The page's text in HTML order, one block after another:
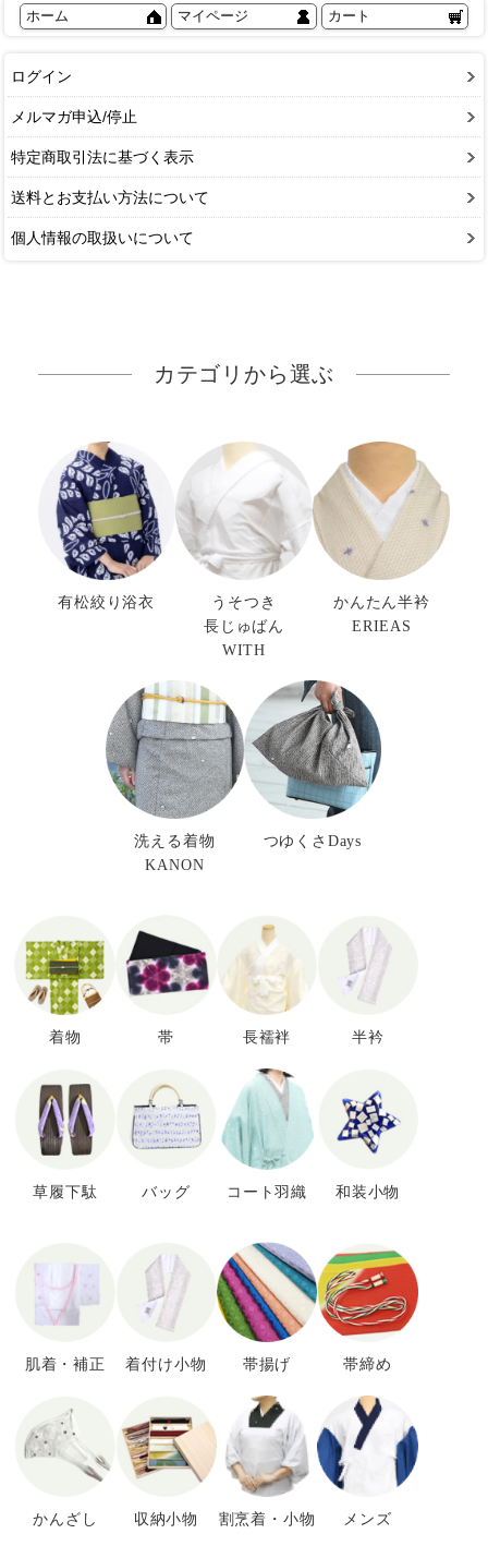
ホーム マイページ カート
ログイン
メルマガ申込/停止
特定商取引法に基づく表示
送料とお支払い方法について
個人情報の取扱いについて
カテゴリから選ぶ
有松絞り浴衣
うそつき
長じゅばん
WITH
かんたん半衿
ERIEAS
洗える着物
KANON
つゆくさDays
着物 帯 長襦袢 半衿
草履下駄 バッグ コート羽織 和装小物
肌着・補正 着付け小物 帯揚げ 帯締め
かんざし 収納小物 割烹着・小物 メンズ